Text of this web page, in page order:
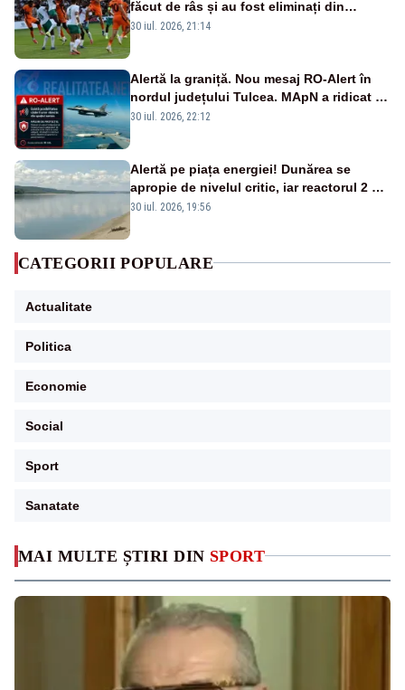
MAI MULTE ȘTIRI DIN SPORT
făcut de râs și au fost eliminați din
Conference League
30 iul. 2026, 21:14
Alertă la graniță. Nou mesaj RO-Alert în
nordul județului Tulcea. MApN a ridicat de
la sol două avioane F-16
30 iul. 2026, 22:12
Alertă pe piața energiei! Dunărea se
apropie de nivelul critic, iar reactorul 2 de
la Cernavodă ar putea fi oprit
30 iul. 2026, 19:56
CATEGORII POPULARE
Actualitate
Politica
Economie
Social
Sport
Sanatate